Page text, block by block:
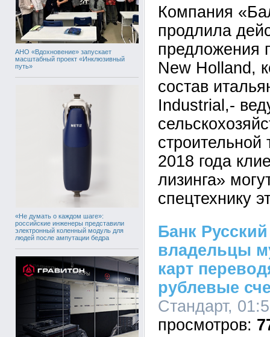
АНО «Вдохновение» запускает
масштабный проект «Инклюзивный
путь»
«Не думать о каждом шаге»:
российские инженеры представили
электронный коленный модуль для
людей после ампутации бедра
Компания
продлила
предложения
New Holland,
состав
Industrial,-
строительной
2018 года
лизинга»
спецтехнику
Банк
владельцы
карт
рублевые
Стандарт,